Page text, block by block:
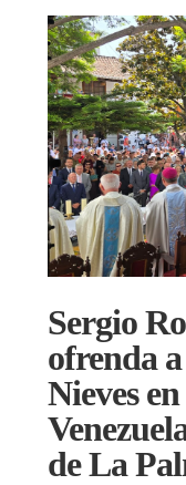
Sergio
ofrenda
Nieves
de La